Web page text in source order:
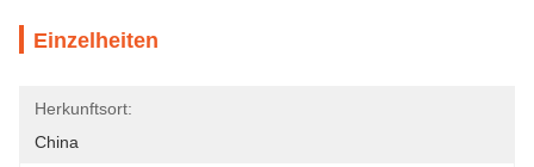
Einzelheiten
Herkunftsort:
China